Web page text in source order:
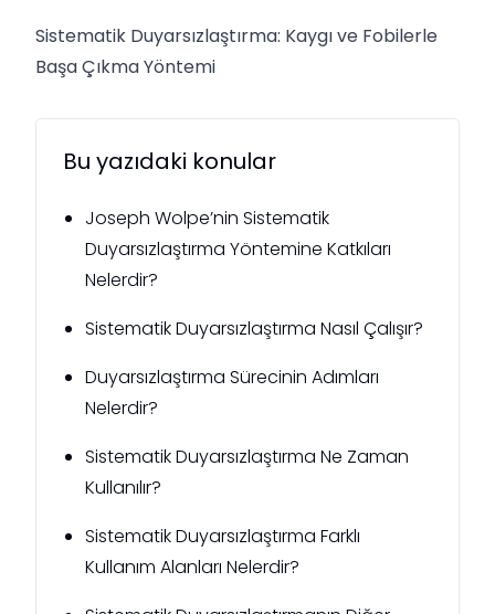
Sistematik Duyarsızlaştırma: Kaygı ve Fobilerle
Başa Çıkma Yöntemi
Bu yazıdaki konular
Joseph Wolpe’nin Sistematik
Duyarsızlaştırma Yöntemine Katkıları
Nelerdir?
Sistematik Duyarsızlaştırma Nasıl Çalışır?
Duyarsızlaştırma Sürecinin Adımları
Nelerdir?
Sistematik Duyarsızlaştırma Ne Zaman
Kullanılır?
Sistematik Duyarsızlaştırma Farklı
Kullanım Alanları Nelerdir?